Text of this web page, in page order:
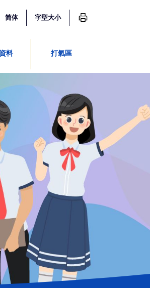
简体 字型大小 列印
料 打氣區